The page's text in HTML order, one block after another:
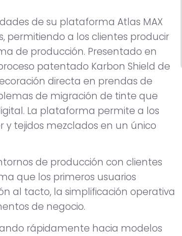
de su plataforma Atlas MAX
permitiendo a los clientes producir
de producción. Presentado en
patentado Karbon Shield de
directa en prendas de
de migración de tinte que
La plataforma permite a los
tejidos mezclados en un único
de producción con clientes
que los primeros usuarios
al tacto, la simplificación operativa
de negocio.
rápidamente hacia modelos